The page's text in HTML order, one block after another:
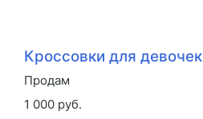
Кроссовки для девочек
Продам
1 000 руб.